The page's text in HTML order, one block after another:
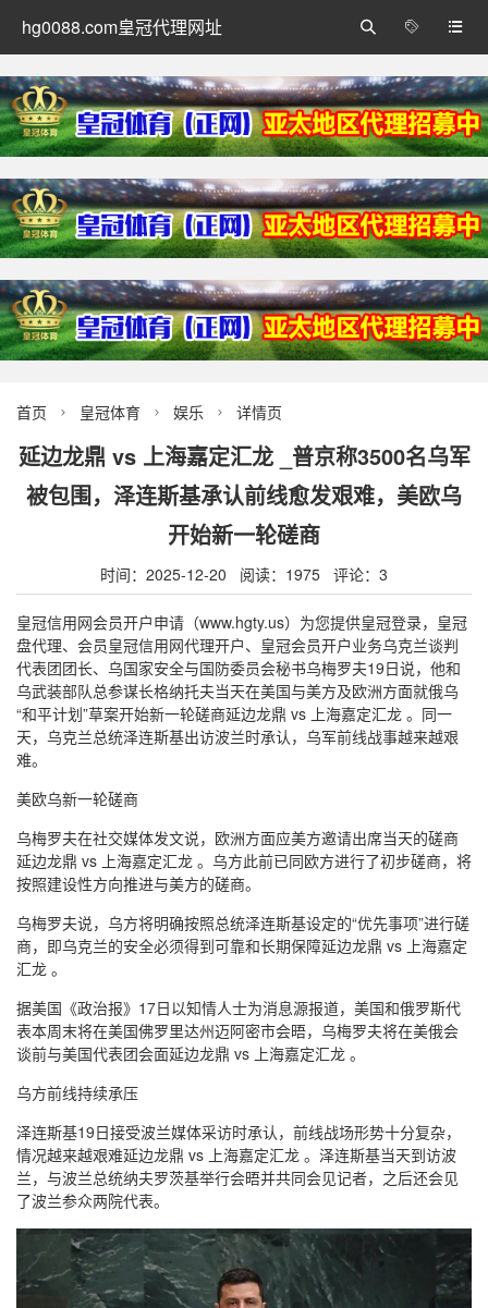
hg0088.com皇冠代理网址 


首页  皇冠体育  娱乐  详情页
延边龙鼎 vs 上海嘉定汇龙 _普京称3500名乌军
被包围，泽连斯基承认前线愈发艰难，美欧乌
开始新一轮磋商
时间：2025-12-20 阅读：1975 评论：3
皇冠信用网会员开户申请（www.hgty.us）为您提供皇冠登录，皇冠
盘代理、会员皇冠信用网代理开户、皇冠会员开户业务乌克兰谈判
代表团团长、乌国家安全与国防委员会秘书乌梅罗夫19日说，他和
乌武装部队总参谋长格纳托夫当天在美国与美方及欧洲方面就俄乌
“和平计划”草案开始新一轮磋商延边龙鼎 vs 上海嘉定汇龙 。同一
天，乌克兰总统泽连斯基出访波兰时承认，乌军前线战事越来越艰
难。
美欧乌新一轮磋商
乌梅罗夫在社交媒体发文说，欧洲方面应美方邀请出席当天的磋商
延边龙鼎 vs 上海嘉定汇龙 。乌方此前已同欧方进行了初步磋商，将
按照建设性方向推进与美方的磋商。
乌梅罗夫说，乌方将明确按照总统泽连斯基设定的“优先事项”进行磋
商，即乌克兰的安全必须得到可靠和长期保障延边龙鼎 vs 上海嘉定
汇龙 。
据美国《政治报》17日以知情人士为消息源报道，美国和俄罗斯代
表本周末将在美国佛罗里达州迈阿密市会晤，乌梅罗夫将在美俄会
谈前与美国代表团会面延边龙鼎 vs 上海嘉定汇龙 。
乌方前线持续承压
泽连斯基19日接受波兰媒体采访时承认，前线战场形势十分复杂，
情况越来越艰难延边龙鼎 vs 上海嘉定汇龙 。泽连斯基当天到访波
兰，与波兰总统纳夫罗茨基举行会晤并共同会见记者，之后还会见
了波兰参众两院代表。